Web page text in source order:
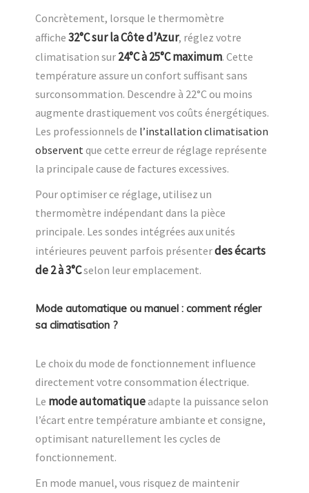
Concrètement, lorsque le thermomètre
affiche 32°C sur la Côte d’Azur, réglez votre
climatisation sur 24°C à 25°C maximum. Cette
température assure un confort suffisant sans
surconsommation. Descendre à 22°C ou moins
augmente drastiquement vos coûts énergétiques.
Les professionnels de l’installation climatisation
observent que cette erreur de réglage représente
la principale cause de factures excessives.
Pour optimiser ce réglage, utilisez un
thermomètre indépendant dans la pièce
principale. Les sondes intégrées aux unités
intérieures peuvent parfois présenterdes écarts
de 2 à 3°Cselon leur emplacement.
Mode automatique ou manuel : comment régler
sa climatisation ?
Le choix du mode de fonctionnement influence
directement votre consommation électrique.
Le mode automatiqueadapte la puissance selon
l’écart entre température ambiante et consigne,
optimisant naturellement les cycles de
fonctionnement.
En mode manuel, vous risquez de maintenir